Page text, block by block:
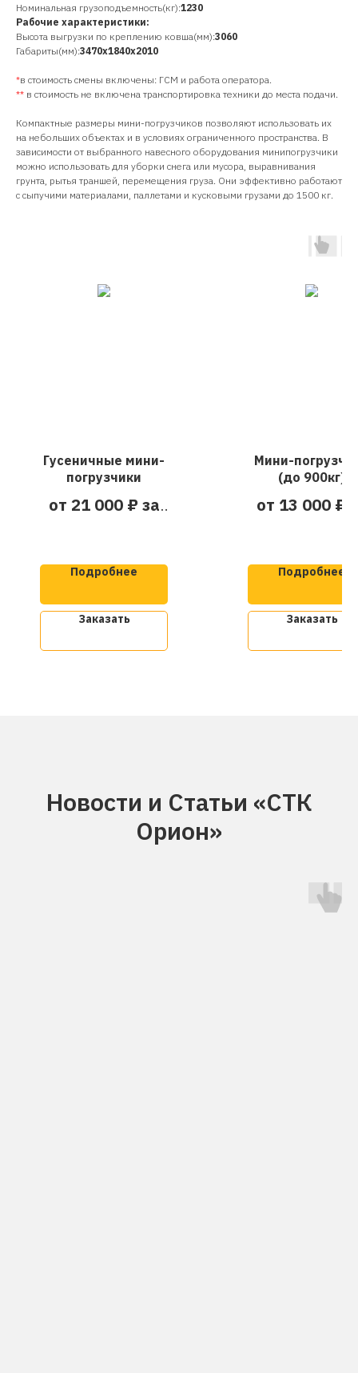
Номинальная грузоподъемность(кг):1230
Рабочие характеристики:
Высота выгрузки по креплению ковша(мм):3060
Габариты(мм):3470х1840х2010
*в стоимость смены включены: ГСМ и работа оператора.
** в стоимость не включена транспортировка техники до места подачи.
Компактные размеры мини-погрузчиков позволяют использовать их
на небольших объектах и в условиях ограниченного пространства. В
зависимости от выбранного навесного оборудования минипогрузчики
можно использовать для уборки снега или мусора, выравнивания
грунта, рытья траншей, перемещения груза. Они эффективно работают
с сыпучими материалами, паллетами и кусковыми грузами до 1500 кг.
Гусеничные мини-
погрузчики
от 21 000 ₽ за
Подробнее
Заказать
Мини-
(до 900кг)
от 13 000 ₽
Подробнее
Заказать
Новости и Статьи «СТК
Орион»